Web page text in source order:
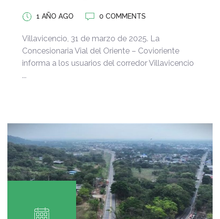
1 AÑO AGO 0 COMMENTS
Villavicencio, 31 de marzo de 2025. La
Concesionaria Vial del Oriente – Covioriente
informa a los usuarios del corredor Villavicencio
...